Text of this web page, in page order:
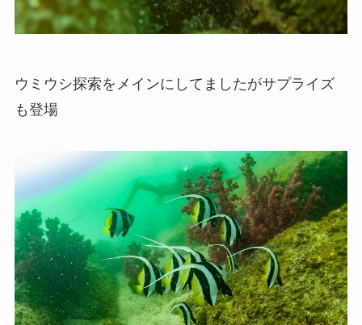
ウミウシ探索をメインにしてましたがサプライズ
も登場